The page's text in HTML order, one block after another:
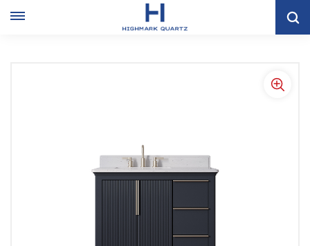
Espacio De Almacenamiento Grande, Gabinete De Baño Con
Encimera